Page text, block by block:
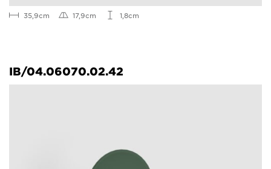
35,9cm 17,9cm 1,8cm
IB/04.06070.02.42